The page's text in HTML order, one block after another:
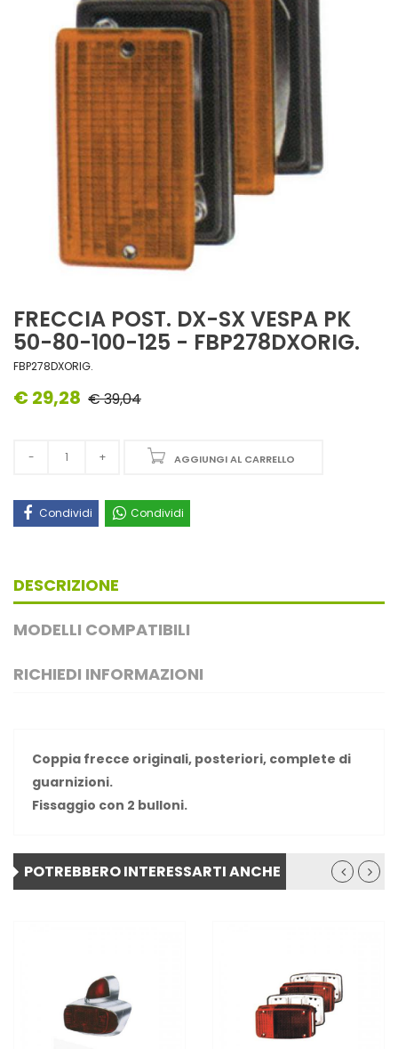
FRECCIA POST. DX-SX VESPA PK
50-80-100-125 - FBP278DXORIG.
FBP278DXORIG.
€ 29,28 € 39,04
AGGIUNGI AL CARRELLO
Condividi Condividi
DESCRIZIONE
MODELLI COMPATIBILI
RICHIEDI INFORMAZIONI
Coppia frecce originali, posteriori, complete di
guarnizioni.
Fissaggio con 2 bulloni.
POTREBBERO INTERESSARTI ANCHE